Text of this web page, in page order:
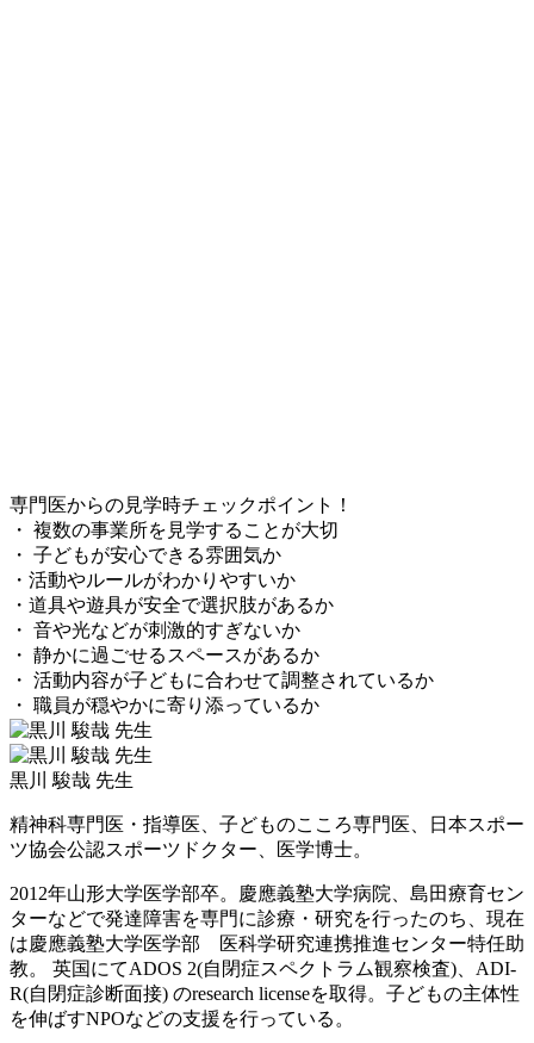
専門医からの見学時チェックポイント！
・ 複数の事業所を見学することが大切
・ 子どもが安心できる雰囲気か
・活動やルールがわかりやすいか
・道具や遊具が安全で選択肢があるか
・ 音や光などが刺激的すぎないか
・ 静かに過ごせるスペースがあるか
・ 活動内容が子どもに合わせて調整されているか
・ 職員が穏やかに寄り添っているか
黒川 駿哉 先生
精神科専門医・指導医、子どものこころ専門医、日本スポー
ツ協会公認スポーツドクター、医学博士。
2012年山形大学医学部卒。慶應義塾大学病院、島田療育セン
ターなどで発達障害を専門に診療・研究を行ったのち、現在
は慶應義塾大学医学部 医科学研究連携推進センター特任助
教。 英国にてADOS 2(自閉症スペクトラム観察検査)、ADI-
R(自閉症診断面接) のresearch licenseを取得。子どもの主体性
を伸ばすNPOなどの支援を行っている。